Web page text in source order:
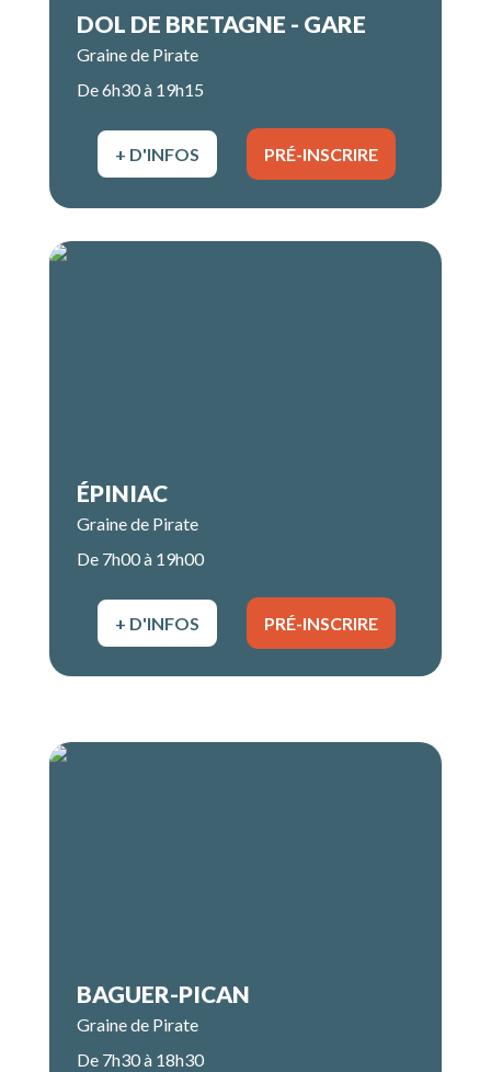
DOL DE BRETAGNE - GARE
Graine de Pirate
De 6h30 à 19h15
+ D'INFOS PRÉ-INSCRIRE
ÉPINIAC
Graine de Pirate
De 7h00 à 19h00
+ D'INFOS PRÉ-INSCRIRE
BAGUER-PICAN
Graine de Pirate
De 7h30 à 18h30